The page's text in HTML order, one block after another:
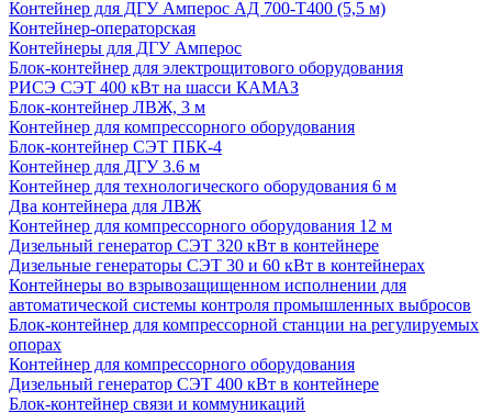
Контейнер для ДГУ Амперос АД 700-Т400 (5,5 м)
Контейнер-операторская
Контейнеры для ДГУ Амперос
Блок-контейнер для электрощитового оборудования
РИСЭ СЭТ 400 кВт на шасси КАМАЗ
Блок-контейнер ЛВЖ, 3 м
Контейнер для компрессорного оборудования
Блок-контейнер СЭТ ПБК-4
Контейнер для ДГУ 3.6 м
Контейнер для технологического оборудования 6 м
Два контейнера для ЛВЖ
Контейнер для компрессорного оборудования 12 м
Дизельный генератор СЭТ 320 кВт в контейнере
Дизельные генераторы СЭТ 30 и 60 кВт в контейнерах
Контейнеры во взрывозащищенном исполнении для
автоматической системы контроля промышленных выбросов
Блок-контейнер для компрессорной станции на регулируемых
опорах
Контейнер для компрессорного оборудования
Дизельный генератор СЭТ 400 кВт в контейнере
Блок-контейнер связи и коммуникаций